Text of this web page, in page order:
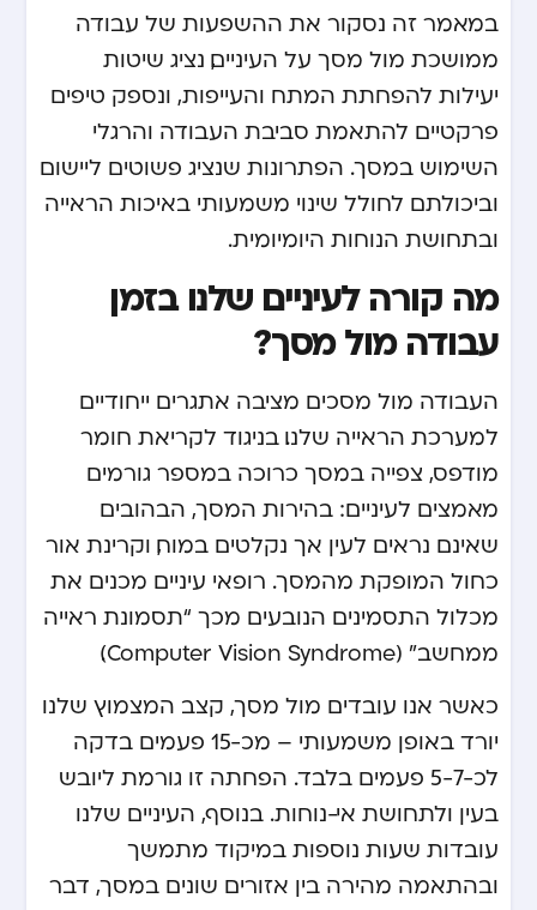
במאמר זה נסקור את ההשפעות של עבודה
ממושכת מול מסך על העיניים, נציג שיטות
יעילות להפחתת המתח והעייפות, ונספק טיפים
פרקטיים להתאמת סביבת העבודה והרגלי
השימוש במסך. הפתרונות שנציג פשוטים ליישום
וביכולתם לחולל שינוי משמעותי באיכות הראייה
ובתחושת הנוחות היומיומית.
מה קורה לעיניים שלנו בזמן
עבודה מול מסך?
העבודה מול מסכים מציבה אתגרים ייחודיים
למערכת הראייה שלנו. בניגוד לקריאת חומר
מודפס, צפייה במסך כרוכה במספר גורמים
מאמצים לעיניים: בהירות המסך, הבהובים
שאינם נראים לעין אך נקלטים במוח, וקרינת אור
כחול המופקת מהמסך. רופאי עיניים מכנים את
מכלול התסמינים הנובעים מכך “תסמונת ראייה
ממחשב” (Computer Vision Syndrome).
כאשר אנו עובדים מול מסך, קצב המצמוץ שלנו
יורד באופן משמעותי – מכ-15 פעמים בדקה
לכ-5-7 פעמים בלבד. הפחתה זו גורמת ליובש
בעין ולתחושת אי-נוחות. בנוסף, העיניים שלנו
עובדות שעות נוספות במיקוד מתמשך
ובהתאמה מהירה בין אזורים שונים במסך, דבר